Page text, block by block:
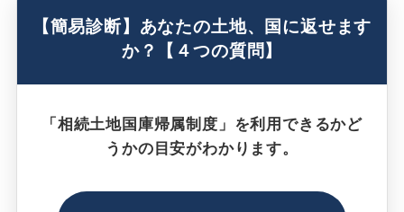
【簡易診断】あなたの土地、国に返せます
か？【４つの質問】
「相続土地国庫帰属制度」を利用できるかど
うかの目安がわかります。